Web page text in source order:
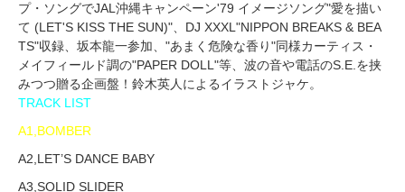
プ・ソングでJAL沖縄キャンペーン'79 イメージソング"愛を描い
て (LET'S KISS THE SUN)"、DJ XXXL"NIPPON BREAKS & BEA
TS"収録、坂本龍一参加、"あまく危険な香り"同様カーティス・
メイフィールド調の"PAPER DOLL"等、波の音や電話のS.E.を挟
みつつ贈る企画盤！鈴木英人によるイラストジャケ。
TRACK LIST
A1,BOMBER
A2,LET’S DANCE BABY
A3,SOLID SLIDER